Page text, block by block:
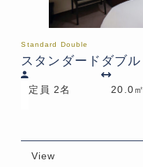
Standard Double
スタンダードダブル
定員 2名 20.0㎡
View